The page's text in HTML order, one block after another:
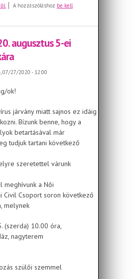
Meghívó 2020. szeptember 29-ei
A hozzászóláshoz be kell
augusztus 5-ei
07/27/2020 - 12:00
ok!
járvány miatt sajnos ez idáig
Bízunk benne, hogy a
betartásával már
tudjuk tartani következő
szeretettel várunk
meghívunk a Női
Civil Csoport soron következő
melynek
(szerda) 10.00 óra,
nagyterem
szülői szemmel